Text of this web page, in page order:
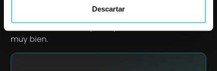
Descartar
¿Qué te parece este funnel?
Es un funnel sencillo, pero que nos ha funcionado
muy bien.